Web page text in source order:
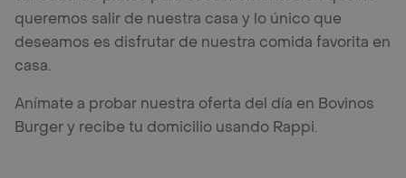
queremos salir de nuestra casa y lo único que
deseamos es disfrutar de nuestra comida favorita en
casa.
Anímate a probar nuestra oferta del día en Bovinos
Burger y recibe tu domicilio usando Rappi.